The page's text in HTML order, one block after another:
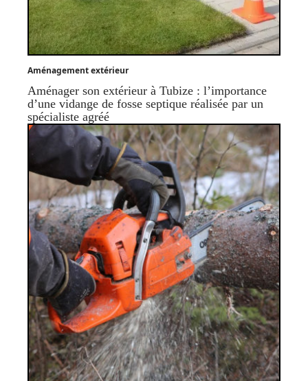
Aménagement extérieur
Aménager son extérieur à Tubize : l’importance
d’une vidange de fosse septique réalisée par un
spécialiste agréé